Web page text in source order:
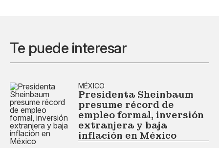
Te puede interesar
MÉXICO
Presidenta Sheinbaum
presume récord de
empleo formal, inversión
extranjera y baja
inflación en México